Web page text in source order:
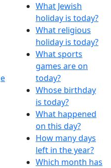
What Jewish
holiday is today?
What religious
holiday is today?
What sports
games are on
today?
Whose birthday
is today?
What happened
on this day?
How many days
left in the year?
Which month has